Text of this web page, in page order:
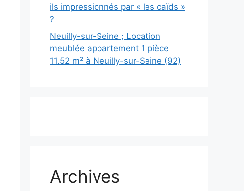
ils impressionnés par « les caïds »
?
Neuilly-sur-Seine ; Location
meublée appartement 1 pièce
11.52 m² à Neuilly-sur-Seine (92)
Archives